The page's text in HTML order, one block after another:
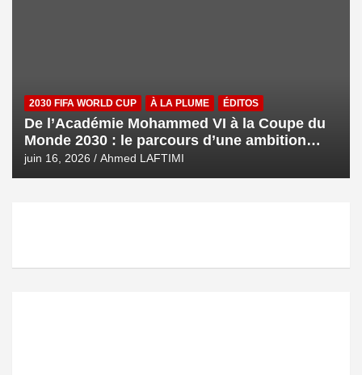
2030 FIFA WORLD CUP À LA PLUME ÉDITOS
De l’Académie Mohammed VI à la Coupe du
Monde 2030 : le parcours d’une ambition
royale
juin 16, 2026 Ahmed LAFTIMI